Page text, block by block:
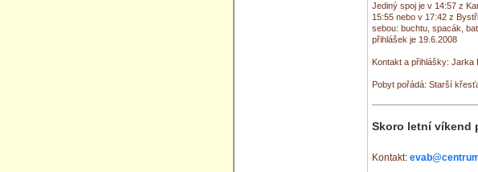
Jediný spoj je v 14:57 z
15:55 nebo v 17:42 z
sebou: buchtu, spacák,
přihlášek je 19.6.2008
Kontakt a přihlášky: Jarka
Pobyt pořádá: Starší
Skoro letní víkend
Kontakt: